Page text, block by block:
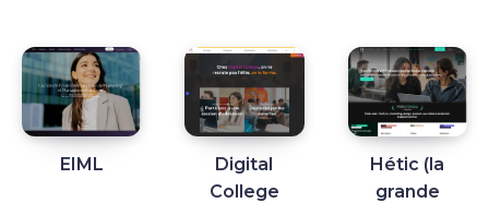
EIML
Digital
College
Hétic (la
grande